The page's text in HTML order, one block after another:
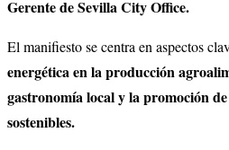
Gerente de Sevilla City Office.
El manifiesto se centra en aspectos
energética en la producción
gastronomía local y la promoción
sostenibles.